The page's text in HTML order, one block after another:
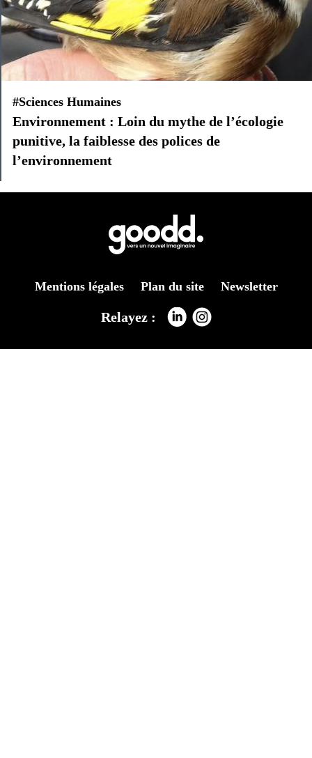
#Sciences Humaines
Environnement : Loin du mythe de l’écologie
punitive, la faiblesse des polices de
l’environnement
Mentions légales Plan du site Newsletter
Relayez :